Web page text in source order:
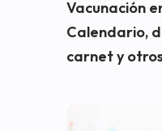
Vacunación
Calendario,
carnet y